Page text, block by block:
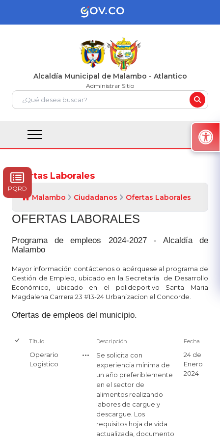
Alcaldía Municipal de Malambo - Atlantico
Administrar Sitio
Ofertas Laborales
Malambo Ciudadanos Ofertas Laborales
​OFERTA​S LABORALES
Programa de empleos 2024-2027 - Alcaldía de
Malambo
Mayor información contácte​nos o acérquese al programa de
Gestión de Empleo, ubicado en la Secretaría de Desarrollo
Económico, ubicado en el polideportivo Santa Maria
Magdalena Carrera 23 #13-24 Urbanizacion el Concorde.
Ofertas de empleos del municipio.​
Título Descripción Fecha
Operario
Logistico
Se solicita con
experiencia mínima de
un año preferiblemente
en el sector de
alimentos realizando
labores de cargue y
descargue. Los
requisitos hoja de vida
actualizada, documento
24 de
Enero
2024
PQRD